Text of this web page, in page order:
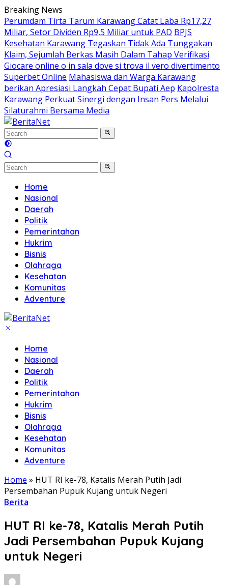
Skip
to
content
Breaking News
Perumdam Tirta Tarum Karawang Catat Laba Rp17,27
Miliar, Setor Dividen Rp9,5 Miliar untuk PAD BPJS
Kesehatan Karawang Tegaskan Tidak Ada Tunggakan
Klaim, Sejumlah Berkas Masih Dalam Tahap Verifikasi
Giocare online o in sala dove si trova il vero divertimento
Superbet Online Mahasiswa dan Warga Karawang
berikan Apresiasi Langkah Cepat Bupati Aep Kapolresta
Karawang Perkuat Sinergi dengan Insan Pers Melalui
Silaturahmi Bersama Media
Home
Nasional
Daerah
Politik
Pemerintahan
Hukrim
Bisnis
Olahraga
Kesehatan
Komunitas
Adventure
Home
Nasional
Daerah
Politik
Pemerintahan
Hukrim
Bisnis
Olahraga
Kesehatan
Komunitas
Adventure
Home » HUT RI ke-78, Katalis Merah Putih Jadi
Persembahan Pupuk Kujang untuk Negeri
Berita
HUT RI ke-78, Katalis Merah Putih
Jadi Persembahan Pupuk Kujang
untuk Negeri